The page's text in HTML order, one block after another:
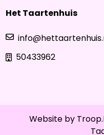
Het Taartenhuis
50433962
Website by